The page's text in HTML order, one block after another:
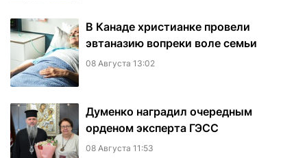
В Канаде христианке провели
эвтаназию вопреки воле семьи
08 Августа 13:02
Думенко наградил очередным
орденом эксперта ГЭСС
08 Августа 11:53